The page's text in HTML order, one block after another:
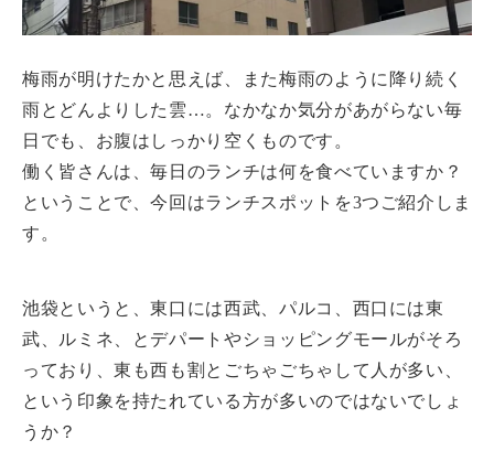
梅雨が明けたかと思えば、また梅雨のように降り続く
雨とどんよりした雲…。なかなか気分があがらない毎
日でも、お腹はしっかり空くものです。
働く皆さんは、毎日のランチは何を食べていますか？
ということで、今回はランチスポットを3つご紹介しま
す。
池袋というと、東口には西武、パルコ、西口には東
武、ルミネ、とデパートやショッピングモールがそろ
っており、東も西も割とごちゃごちゃして人が多い、
という印象を持たれている方が多いのではないでしょ
うか？